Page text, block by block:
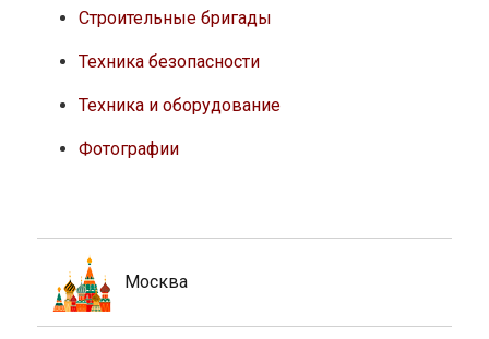
Строительные бригады
Техника безопасности
Техника и оборудование
Фотографии
Москва